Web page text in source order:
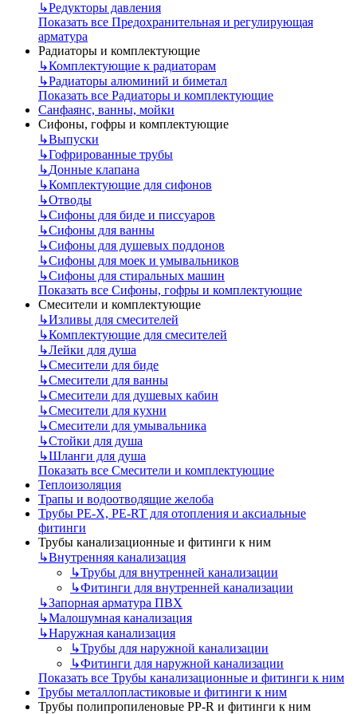
↳Редукторы давления
Показать все Предохранительная и регулирующая
арматура
Радиаторы и комплектующие
↳Комплектующие к радиаторам
↳Радиаторы алюминий и биметал
Показать все Радиаторы и комплектующие
Санфаянс, ванны, мойки
Сифоны, гофры и комплектующие
↳Выпуски
↳Гофрированные трубы
↳Донные клапана
↳Комплектующие для сифонов
↳Отводы
↳Сифоны для биде и писсуаров
↳Сифоны для ванны
↳Сифоны для душевых поддонов
↳Сифоны для моек и умывальников
↳Сифоны для стиральных машин
Показать все Сифоны, гофры и комплектующие
Смесители и комплектующие
↳Изливы для смесителей
↳Комплектующие для смесителей
↳Лейки для душа
↳Смесители для биде
↳Смесители для ванны
↳Смесители для душевых кабин
↳Смесители для кухни
↳Смесители для умывальника
↳Стойки для душа
↳Шланги для душа
Показать все Смесители и комплектующие
Теплоизоляция
Трапы и водоотводящие желоба
Трубы PE-X, PE-RT для отопления и аксиальные
фитинги
Трубы канализационные и фитинги к ним
↳Внутренняя канализация
↳Трубы для внутренней канализации
↳Фитинги для внутренней канализации
↳Запорная арматура ПВХ
↳Малошумная канализация
↳Наружная канализация
↳Трубы для наружной канализации
↳Фитинги для наружной канализации
Показать все Трубы канализационные и фитинги к ним
Трубы металлопластиковые и фитинги к ним
Трубы полипропиленовые PP-R и фитинги к ним